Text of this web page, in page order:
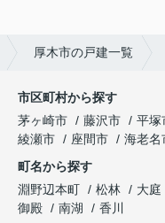
厚木市の戸建一覧
市区町村から探す
茅ヶ崎市
藤沢市 平塚
綾瀬市
座間市 海老名
町名から探す
淵野辺本町
松林 大庭
御殿
南湖
香川